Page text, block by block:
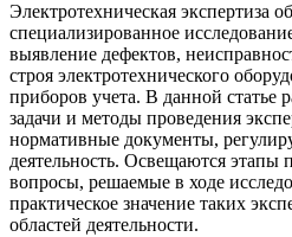
Электротехническая экспертиза
специализированное
выявление дефектов,
строя электротехнического
приборов учета. В данной статье
задачи и методы проведения
нормативные документы,
деятельность. Освещаются этапы
вопросы, решаемые в ходе
практическое значение таких
областей деятельности.